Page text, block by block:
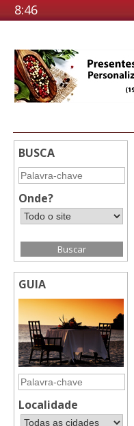
8:46
BUSCA
Onde?
GUIA
Localidade